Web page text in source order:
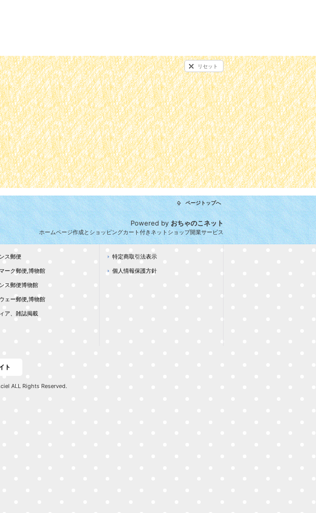
リセット
ページトップへ
Powered byおちゃのこネット
ホームページ作成とショッピングカート付きネットショップ開業サービス
ス郵便
ーク郵便,博物館
ス郵便博物館
ェー郵便,博物館
ア、雑誌掲載
特定商取引法表示
個人情報保護方針
ト
ALL Rights Reserved.